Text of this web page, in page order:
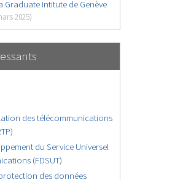
Graduate Intitute de Genève
2025)
des télécommunications
du Service Universel
(FDSUT)
des données